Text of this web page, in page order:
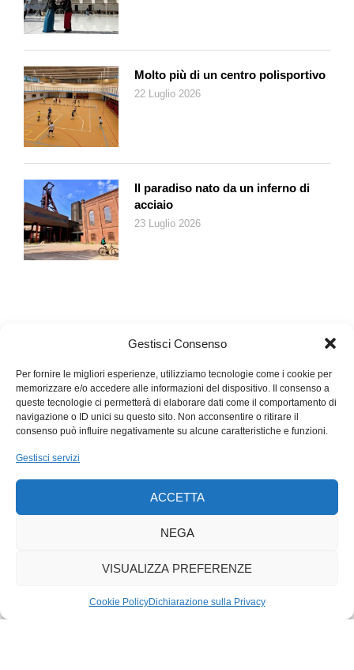
Gestisci Consenso
Per fornire le migliori esperienze, utilizziamo tecnologie come i cookie per
memorizzare e/o accedere alle informazioni del dispositivo. Il consenso a
queste tecnologie ci permetterà di elaborare dati come il comportamento di
navigazione o ID unici su questo sito. Non acconsentire o ritirare il
consenso può influire negativamente su alcune caratteristiche e funzioni.
Gestisci servizi
ACCETTA
NEGA
VISUALIZZA PREFERENZE
Cookie PolicyDichiarazione sulla Privacy
Molto più di un centro polisportivo
22 Luglio 2026
Il paradiso nato da un inferno di
acciaio
23 Luglio 2026